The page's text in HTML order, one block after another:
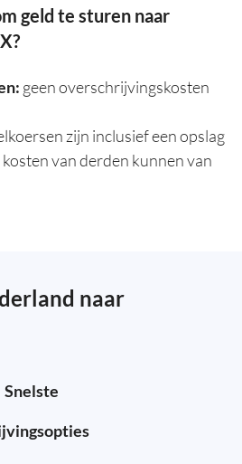
geld te sturen naar
geen overschrijvingskosten
zijn inclusief een opslag
kosten van derden kunnen van
naar
Snelste